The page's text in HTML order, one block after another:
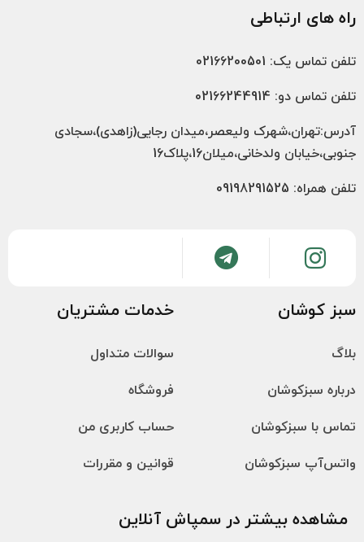
راه های ارتباطی
تلفن تماس یک: 02166200501
تلفن تماس دو: 02166244914
آدرس:تهران،شهرک ولیعصر،میدان رجایی(زاهدی)،سجادی
جنوبی،خیابان ولدخانی،میلان16،پلاک16
تلفن همراه: 09198291525
سبز کوشان
بلاگ
درباره سبزکوشان
تماس با سبزکوشان
واتس‌آپ سبزکوشان
خدمات مشتریان
سوالات متداول
فروشگاه
حساب کاربری من
قوانین و مقررات
مشاهده بیشتر در سمپاش آنلاین